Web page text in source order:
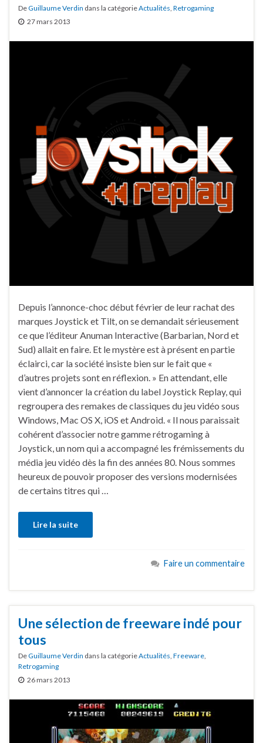
DeGuillaume Verdin dans la catégorieActualités, Retrogaming
27 mars 2013
Depuis l’annonce-choc début février de leur rachat des
marques Joystick et Tilt, on se demandait sérieusement
ce que l’éditeur Anuman Interactive (Barbarian, Nord et
Sud) allait en faire. Et le mystère est à présent en partie
éclairci, car la société insiste bien sur le fait que «
d’autres projets sont en réflexion. » En attendant, elle
vient d’annoncer la création du label Joystick Replay, qui
regroupera des remakes de classiques du jeu vidéo sous
Windows, Mac OS X, iOS et Android. « Il nous paraissait
cohérent d’associer notre gamme rétrogaming à
Joystick, un nom qui a accompagné les frémissements du
média jeu vidéo dès la fin des années 80. Nous sommes
heureux de pouvoir proposer des versions modernisées
de certains titres qui …
Lire la suite
Faire un commentaire
Une sélection de freeware indé pour
tous
DeGuillaume Verdin dans la catégorieActualités Freeware
Retrogaming
26 mars 2013